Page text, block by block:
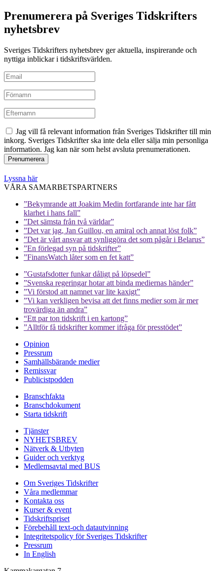
Prenumerera på Sveriges Tidskrifters
nyhetsbrev
Sveriges Tidskrifters nyhetsbrev ger aktuella, inspirerande och
nyttiga inblickar i tidskriftsvärlden.
Jag vill få relevant information från Sveriges Tidskrifter till min
inkorg. Sveriges Tidskrifter ska inte dela eller sälja min personliga
information. Jag kan när som helst avsluta prenumerationen.
Lyssna här
VÅRA SAMARBETSPARTNERS
”Bekymrande att Joakim Medin fortfarande inte har fått
klarhet i hans fall”
”Det sämsta från två världar”
”Det var jag, Jan Guillou, en amiral och annat löst folk”
”Det är vårt ansvar att synliggöra det som pågår i Belarus”
”En förlegad syn på tidskrifter”
”FinansWatch låter som en fet katt”
”Gustafsdotter funkar dåligt på löpsedel”
”Svenska regeringar hotar att binda mediernas händer”
”Vi förstod att namnet var lite kaxigt”
”Vi kan verkligen bevisa att det finns medier som är mer
trovärdiga än andra”
“Ett par ton tidskrift i en kartong”
”Alltför få tidskrifter kommer ifråga för presstödet”
Opinion
Pressrum
Samhällsbärande medier
Remissvar
Publicistpodden
Branschfakta
Branschdokument
Starta tidskrift
Tjänster
NYHETSBREV
Nätverk & Utbyten
Guider och verktyg
Medlemsavtal med BUS
Om Sveriges Tidskrifter
Våra medlemmar
Kontakta oss
Kurser & event
Tidskriftspriset
Förebehåll text-och datautvinning
Integritetspolicy för Sveriges Tidskrifter
Pressrum
In English